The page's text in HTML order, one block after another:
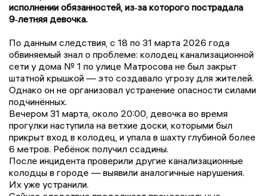
исполнении обязанностей, из‑за которого пострадала
9‑летняя девочка.
По данным следствия, с 18 по 31 марта 2026 года
обвиняемый знал о проблеме: колодец канализационной
сети у дома № 1 по улице Матросова не был закрыт
штатной крышкой — это создавало угрозу для жителей.
Однако он не организовал устранение опасности силами
подчинённых.
Вечером 31 марта, около 20:00, девочка во время
прогулки наступила на ветхие доски, которыми был
прикрыт вход в колодец, и упала в шахту глубиной более
6 метров. Ребёнок получил ссадины.
После инцидента проверили другие канализационные
колодцы в городе — выявили аналогичные нарушения.
Их уже устранили.